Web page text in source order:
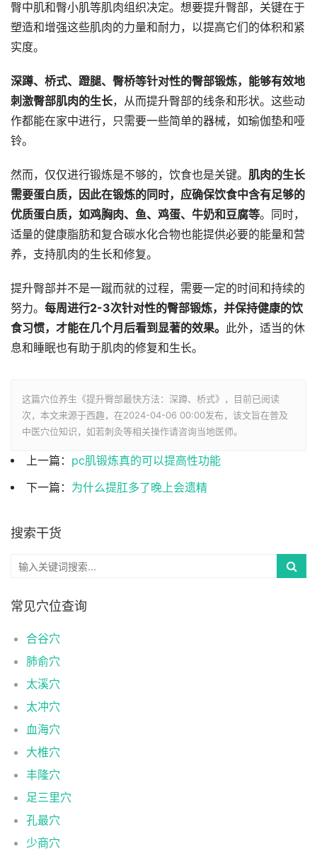
臀中肌和臀小肌等肌肉组织决定。想要提升臀部，关键在于
塑造和增强这些肌肉的力量和耐力，以提高它们的体积和紧
实度。
深蹲、桥式、蹬腿、臀桥等针对性的臀部锻炼，能够有效地
刺激臀部肌肉的生长，从而提升臀部的线条和形状。这些动
作都能在家中进行，只需要一些简单的器械，如瑜伽垫和哑
铃。
然而，仅仅进行锻炼是不够的，饮食也是关键。 肌肉的生长
需要蛋白质，因此在锻炼的同时，应确保饮食中含有足够的
优质蛋白质，如鸡胸肉、鱼、鸡蛋、牛奶和豆腐等。同时，
适量的健康脂肪和复合碳水化合物也能提供必要的能量和营
养，支持肌肉的生长和修复。
提升臀部并不是一蹴而就的过程，需要一定的时间和持续的
努力。 每周进行2-3次针对性的臀部锻炼，并保持健康的饮
食习惯，才能在几个月后看到显著的效果。 此外，适当的休
息和睡眠也有助于肌肉的修复和生长。
这篇穴位养生《提升臀部最快方法：深蹲、桥式》，目前已阅读
次，本文来源于西趣，在2024-04-06 00:00发布，该文旨在普及
中医穴位知识，如若刺灸等相关操作请咨询当地医师。
上一篇： pc肌锻炼真的可以提高性功能
下一篇： 为什么提肛多了晚上会遗精
搜索干货
常见穴位查询
合谷穴
肺俞穴
太溪穴
太冲穴
血海穴
大椎穴
丰隆穴
足三里穴
孔最穴
少商穴